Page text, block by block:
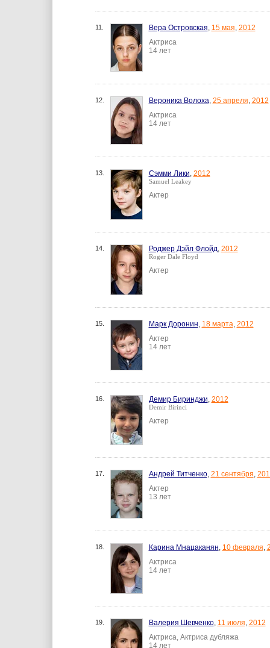
11. Вера Островская, 15 мая, 2012
Актриса
14 лет
12. Вероника Волоха, 25 апреля, 2012
Актриса
14 лет
13. Сэмми Лики, 2012
Samuel Leakey
Актер
14. Роджер Дэйл Флойд, 2012
Roger Dale Floyd
Актер
15. Марк Доронин, 18 марта, 2012
Актер
14 лет
16. Демир Биринджи, 2012
Demir Birinci
Актер
17. Андрей Титченко, 21 сентября,
Актер
13 лет
18. Карина Мнацаканян, 10 февраля,
Актриса
14 лет
19. Валерия Шевченко, 11 июля, 2012
Актриса, Актриса дубляжа
14 лет